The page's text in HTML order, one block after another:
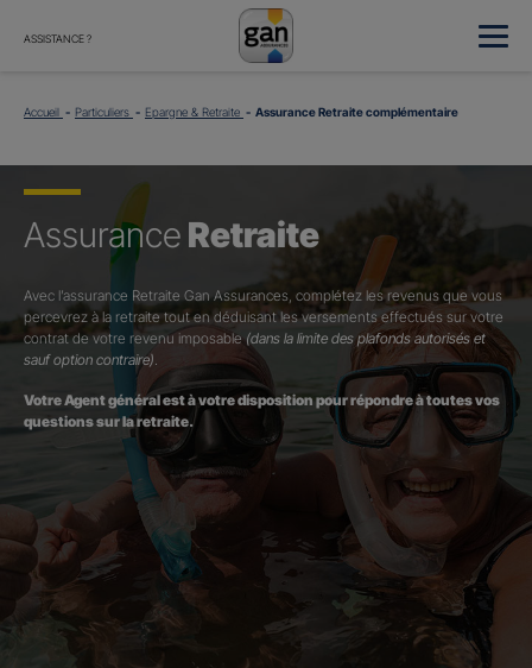
ASSISTANCE ?
Accueil Particuliers Epargne & Retraite Assurance Retraite complémentaire
Assurance Retraite
Avec l’assurance Retraite Gan Assurances, complétez les revenus que vous
percevrez à la retraite tout en déduisant les versements effectués sur votre
contrat de votre revenu imposable (dans la limite des plafonds autorisés et
sauf option contraire).
Votre Agent général est à votre disposition pour répondre à toutes vos
questions sur la retraite.